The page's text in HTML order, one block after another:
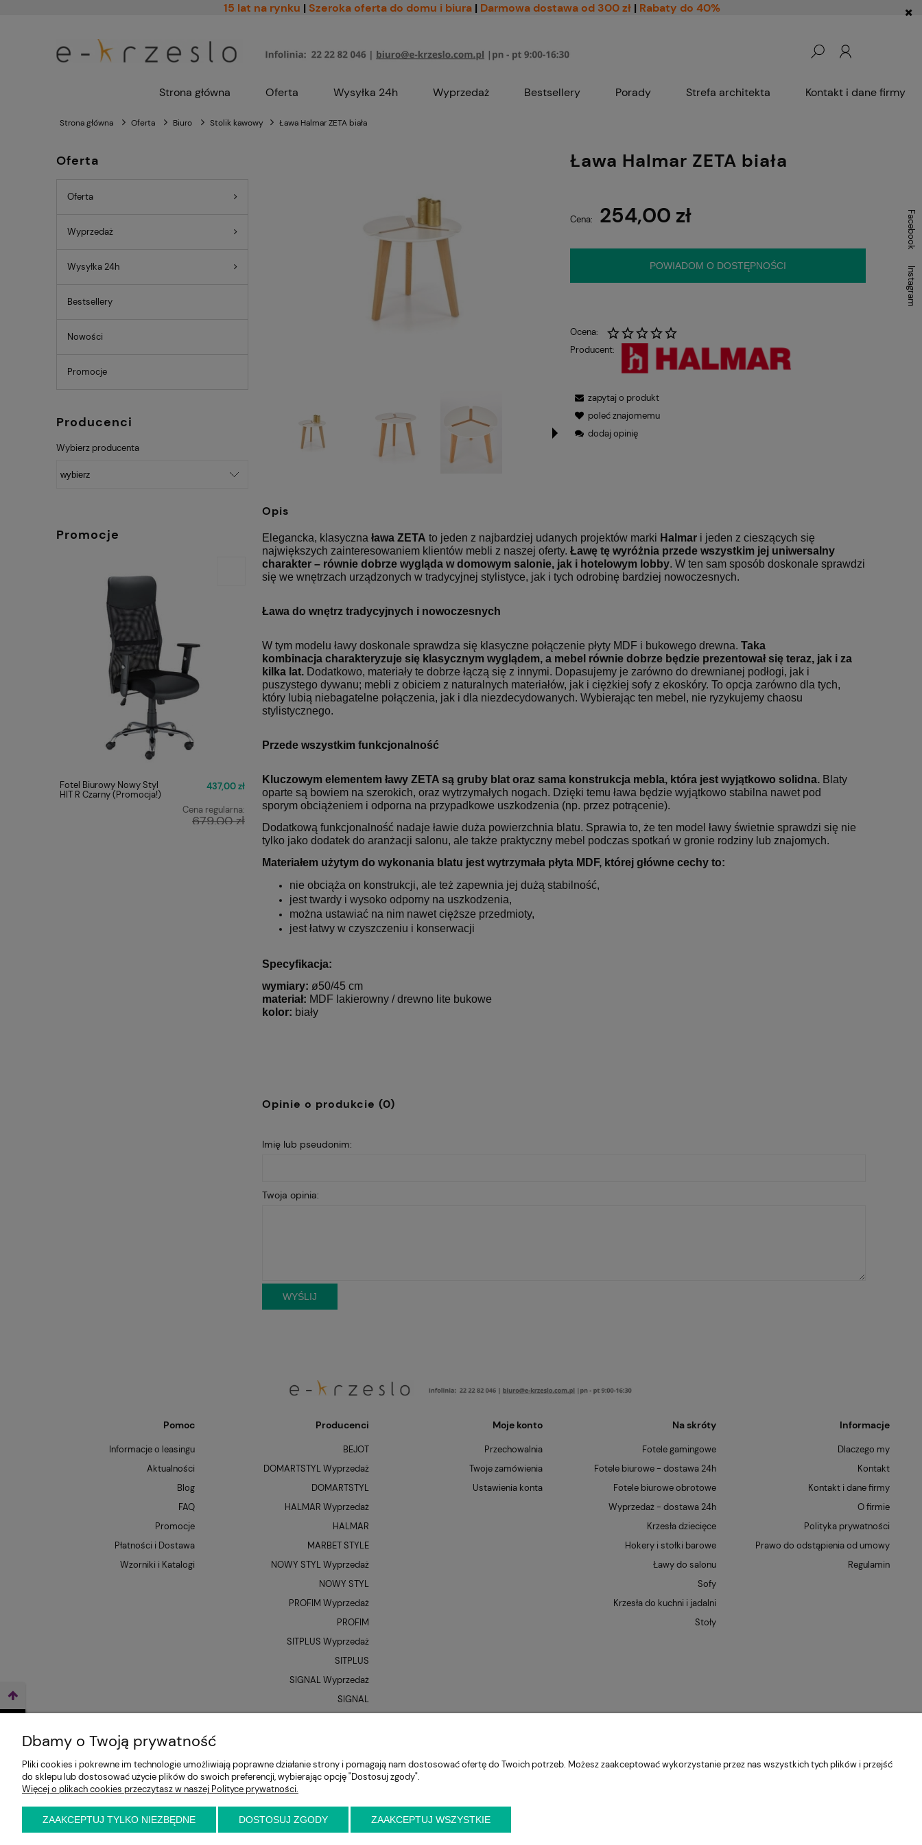
15 lat na rynku | Szeroka oferta do domu i biura | Darmowa dostawa od 300 zł | Rabaty do 40%
Strona główna Oferta Wysyłka 24h Wyprzedaż Bestsellery Porady Strefa architekta Kontakt i dane firmy
Strona główna Oferta Biuro Stolik kawowy Ława Halmar ZETA biała
Oferta
Oferta
Wyprzedaż
Wysyłka 24h
Bestsellery
Nowości
Promocje
Producenci
Wybierz producenta
Promocje
Fotel Biurowy Nowy Styl
HIT R Czarny (Promocja!)
437,00 zł
Cena regularna:
679,00 zł
FOTEL OBROTOWY VIRE
Q-025 CZARNY
369,00 zł
Cena regularna:
479,00 zł
Najniższa cena:
359,00 zł
Fotel Unique CITY szary
(WYPRZEDAŻ)
398,00 zł
Cena regularna:
469,00 zł
Najniższa cena:
469,00 zł
Fotel Obrotowy Sitplus
ERGON 2 HB
1 030,00 zł
1 250,00 zł
Najniższa cena:
724,00 zł
Ława Halmar ZETA biała
Cena: 254,00 zł
POWIADOM O DOSTĘPNOŚCI
Ocena:
Producent:
zapytaj o produkt
poleć znajomemu
dodaj opinię
Opis
Elegancka, klasyczna ława ZETA to jeden z najbardziej udanych projektów marki Halmar i jeden z cieszących się
największych zainteresowaniem klientów mebli z naszej oferty. Ławę tę wyróżnia przede wszystkim jej uniwersalny
charakter – równie dobrze wygląda w domowym salonie, jak i hotelowym lobby. W ten sam sposób doskonale sprawdzi
się we wnętrzach urządzonych w tradycyjnej stylistyce, jak i tych odrobinę bardziej nowoczesnych.
Ława do wnętrz tradycyjnych i nowoczesnych
W tym modelu ławy doskonale sprawdza się klasyczne połączenie płyty MDF i bukowego drewna. Taka
kombinacja charakteryzuje się klasycznym wyglądem, a mebel równie dobrze będzie prezentował się teraz, jak i za
kilka lat. Dodatkowo, materiały te dobrze łączą się z innymi. Dopasujemy je zarówno do drewnianej podłogi, jak i
puszystego dywanu; mebli z obiciem z naturalnych materiałów, jak i ciężkiej sofy z ekoskóry. To opcja zarówno dla tych,
który lubią niebagatelne połączenia, jak i dla niezdecydowanych. Wybierając ten mebel, nie ryzykujemy chaosu
stylistycznego.
Przede wszystkim funkcjonalność
Kluczowym elementem ławy ZETA są gruby blat oraz sama konstrukcja mebla, która jest wyjątkowo solidna. Blaty
oparte są bowiem na szerokich, oraz wytrzymałych nogach. Dzięki temu ława będzie wyjątkowo stabilna nawet pod
sporym obciążeniem i odporna na przypadkowe uszkodzenia (np. przez potrącenie).
Dodatkową funkcjonalność nadaje ławie duża powierzchnia blatu. Sprawia to, że ten model ławy świetnie sprawdzi się nie
tylko jako dodatek do aranżacji salonu, ale także praktyczny mebel podczas spotkań w gronie rodziny lub znajomych.
Materiałem użytym do wykonania blatu jest wytrzymała płyta MDF, której główne cechy to:
nie obciąża on konstrukcji, ale też zapewnia jej dużą stabilność,
jest twardy i wysoko odporny na uszkodzenia,
można ustawiać na nim nawet cięższe przedmioty,
jest łatwy w czyszczeniu i konserwacji
Specyfikacja:
wymiary: ø50/45 cm
materiał: MDF lakierowny / drewno lite bukowe
kolor: biały
Opinie o produkcie (0)
Imię lub pseudonim:
Twoja opinia:
WYŚLIJ
Facebook
Instagram
Pomoc
Informacje o leasingu
Aktualności
Blog
FAQ
Promocje
Płatności i Dostawa
Wzorniki i Katalogi
Producenci
BEJOT
DOMARTSTYL Wyprzedaż
DOMARTSTYL
HALMAR Wyprzedaż
HALMAR
MARBET STYLE
NOWY STYL Wyprzedaż
NOWY STYL
PROFIM Wyprzedaż
PROFIM
SITPLUS Wyprzedaż
SITPLUS
SIGNAL Wyprzedaż
SIGNAL
Moje konto
Przechowalnia
Twoje zamówienia
Ustawienia konta
Na skróty
Fotele gamingowe
Fotele biurowe - dostawa 24h
Fotele biurowe obrotowe
Wyprzedaż - dostawa 24h
Krzesła dziecięce
Hokery i stołki barowe
Ławy do salonu
Sofy
Krzesła do kuchni i jadalni
Stoły
Informacje
Dlaczego my
Kontakt
Kontakt i dane firmy
O firmie
Polityka prywatności
Prawo do odstąpienia od umowy
Regulamin
E-KRZESŁO Biuro handlowe (bez ekspozycji). Prosimy o wcześniejszy kontakt przed wizytą ul. Cynamonowa 2,
krzeslo.com.pl
Dbamy o Twoją prywatność
Pliki cookies i pokrewne im technologie umożliwiają poprawne działanie strony i pomagają nam dostosować ofertę do Twoich potrzeb. Możesz zaakceptować wykorzystanie przez nas wszystkich tych plików i przejść
do sklepu lub dostosować użycie plików do swoich preferencji, wybierając opcję "Dostosuj zgody".
Więcej o plikach cookies przeczytasz w naszej Polityce prywatności.
ZAAKCEPTUJ TYLKO NIEZBĘDNE DOSTOSUJ ZGODY ZAAKCEPTUJ WSZYSTKIE